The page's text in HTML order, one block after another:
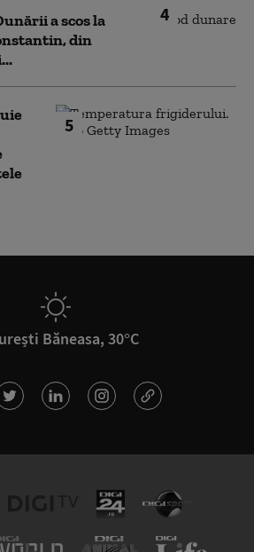
4
a scos la
din
5
Băneasa, 30°C